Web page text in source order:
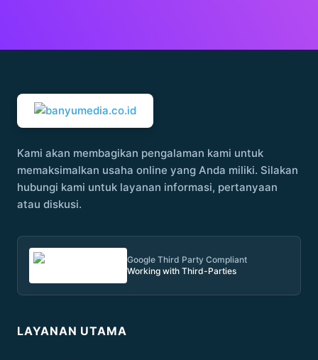
Kami akan membagikan pengalaman kami untuk
memaksimalkan usaha online yang Anda miliki. Silakan
hubungi kami untuk layanan informasi, pertanyaan
atau diskusi.
Google Third Party Compliant
Working with Third-Parties
LAYANAN UTAMA